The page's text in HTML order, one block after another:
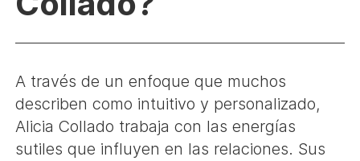
A través de un enfoque que muchos
describen como intuitivo y personalizado,
Alicia Collado trabaja con las energías
sutiles que influyen en las relaciones. Sus